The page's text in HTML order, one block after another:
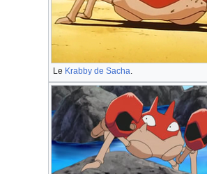
Le Krabby de Sacha